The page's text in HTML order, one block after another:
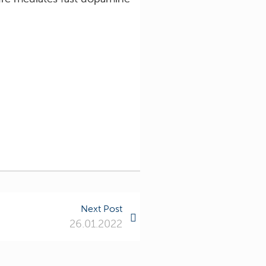
Next Post
26.01.2022